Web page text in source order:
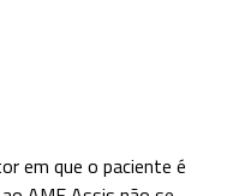
em que o paciente é